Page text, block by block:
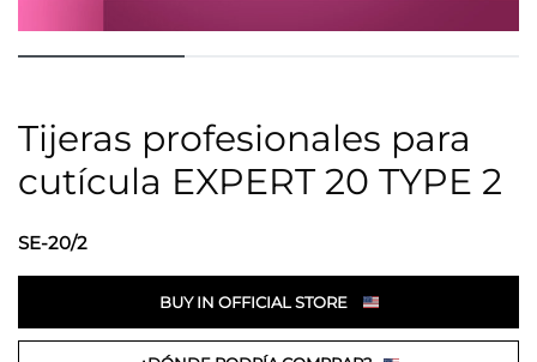
Tijeras profesionales para
cutícula EXPERT 20 TYPE 2
SE-20/2
BUY IN OFFICIAL STORE